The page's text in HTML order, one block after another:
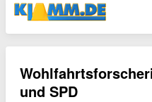
und SPD